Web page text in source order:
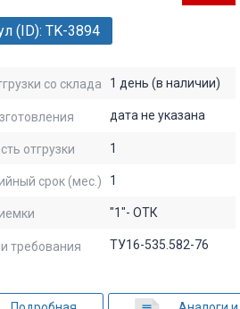
(ID): TK-3894
со склада 1 день (в наличии)
дата не указана
отгрузки 1
срок (мес.) 1
"1"- ОТК
требования ТУ16-535.582-76